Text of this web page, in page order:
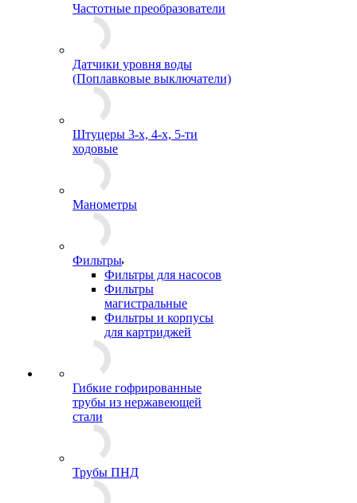
Частотные преобразователи
Датчики уровня воды
(Поплавковые выключатели)
Штуцеры 3-х, 4-х, 5-ти
ходовые
Манометры
Фильтры
Фильтры для насосов
Фильтры
магистральные
Фильтры и корпусы
для картриджей
Гибкие гофрированные
трубы из нержавеющей
стали
Трубы ПНД